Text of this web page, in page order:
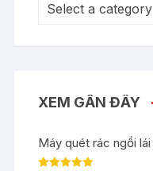
Select a category
XEM GẦN ĐÂY
Máy quét rác ngồi